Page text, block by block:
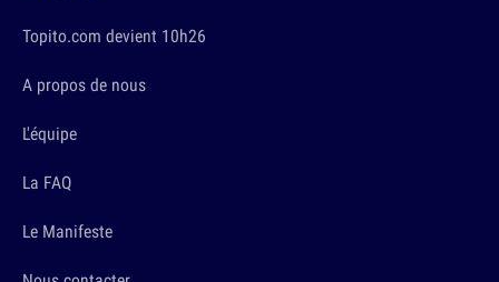
Topito.com devient 10h26
A propos de nous
L'équipe
La FAQ
Le Manifeste